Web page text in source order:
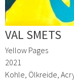
VAL SMETS
Yellow Pages
2021
Kohle, Ölkreide,